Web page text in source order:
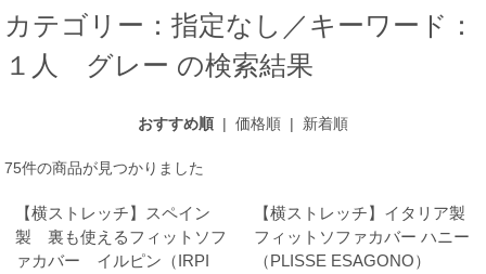
カテゴリー：指定なし／キーワード：
１人 グレー の検索結果
おすすめ順 | 価格順 | 新着順
75件の商品が見つかりました
【横ストレッチ】スペイン
製 裏も使えるフィットソフ
ァカバー イルピン（IRPI
【横ストレッチ】イタリア製
フィットソファカバー ハニー
（PLISSE ESAGONO）